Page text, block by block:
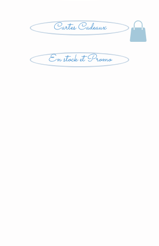
Cartes Cadeaux
En stock et Promo